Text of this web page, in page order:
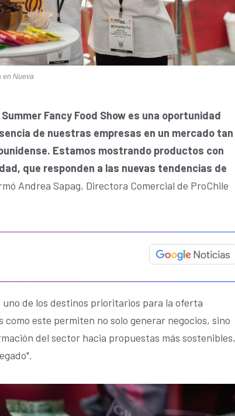
en Nueva
Fancy Food Show es una oportunidad
de nuestras empresas en un mercado tan
Estamos mostrando productos con
que responden a las nuevas tendencias de
Andrea Sapag, Directora Comercial de ProChile
uno de los destinos prioritarios para la oferta
este permiten no solo generar negocios, sino
del sector hacia propuestas más sostenibles,